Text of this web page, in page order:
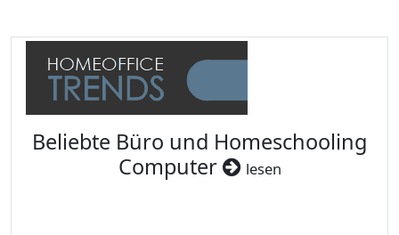
Beliebte Büro und Homeschooling
Computer
lesen